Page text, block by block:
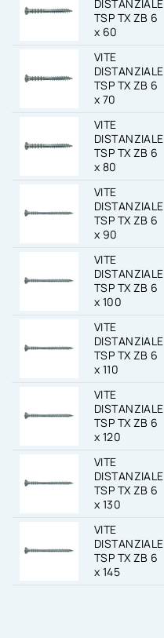
DISTANZIALE
TSP TX ZB 6
x 60
VITE
DISTANZIALE
TSP TX ZB 6
x 70
VITE
DISTANZIALE
TSP TX ZB 6
x 80
VITE
DISTANZIALE
TSP TX ZB 6
x 90
VITE
DISTANZIALE
TSP TX ZB 6
x 100
VITE
DISTANZIALE
TSP TX ZB 6
x 110
VITE
DISTANZIALE
TSP TX ZB 6
x 120
VITE
DISTANZIALE
TSP TX ZB 6
x 130
VITE
DISTANZIALE
TSP TX ZB 6
x 145